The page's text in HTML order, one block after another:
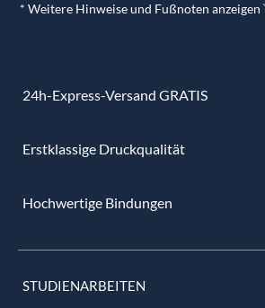
* Weitere Hinweise und Fußnoten anzeigen
24h-Express-Versand GRATIS
Erstklassige Druckqualität
Hochwertige Bindungen
STUDIENARBEITEN